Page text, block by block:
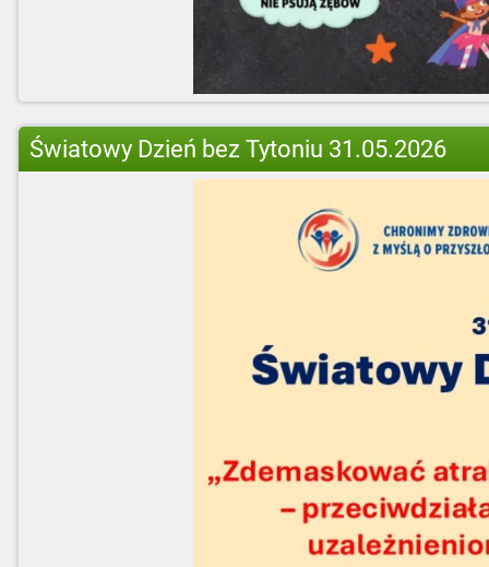
Światowy Dzień bez Tytoniu 31.05.2026